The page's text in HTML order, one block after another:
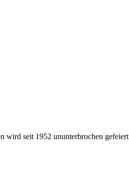
seit 1952 ununterbrochen